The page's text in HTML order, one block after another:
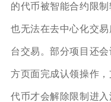
的代币被智能合约限
也无法在去中心化交
台交易。部分项目还
方页面完成认领操作
代币才会解除限制进